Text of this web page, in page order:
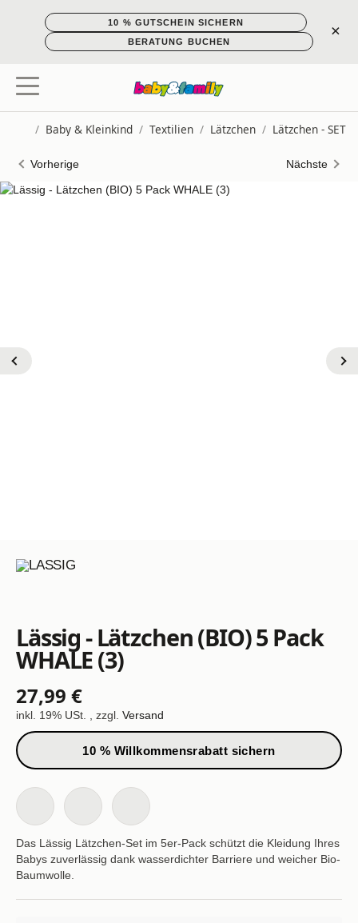
10 % GUTSCHEIN SICHERN
BERATUNG BUCHEN
×
/ Baby & Kleinkind / Textilien / Lätzchen / Lätzchen - SET
Vorherige Nächste
Lässig - Lätzchen (BIO) 5 Pack
WHALE (3)
27,99 €
inkl. 19% USt. , zzgl. Versand
10 % Willkommensrabatt sichern
Das Lässig Lätzchen-Set im 5er-Pack schützt die Kleidung Ihres
Babys zuverlässig dank wasserdichter Barriere und weicher Bio-
Baumwolle.